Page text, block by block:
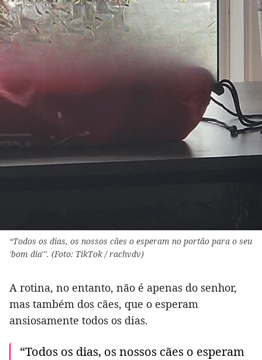
“Todos os dias, os nossos cães o esperam no portão para o seu
'bom dia'". (Foto: TikTok / rachvdv)
A rotina, no entanto, não é apenas do senhor,
mas também dos cães, que o esperam
ansiosamente todos os dias.
“Todos os dias, os nossos cães o esperam